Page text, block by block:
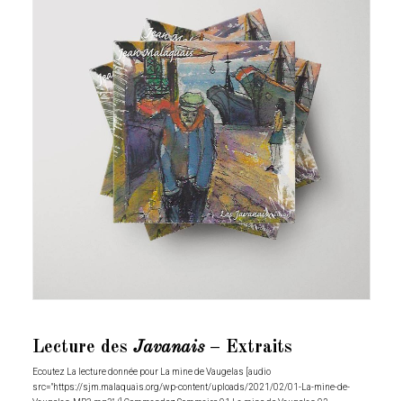
Lecture des Javanais– Extraits
Ecoutez La lecture donnée pour La mine de Vaugelas [audio
src="https://sjm.malaquais.org/wp-content/uploads/2021/02/01-La-mine-de-